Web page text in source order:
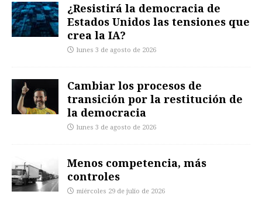
¿Resistirá la democracia de
Estados Unidos las tensiones que
crea la IA?
lunes 3 de agosto de 2026
Cambiar los procesos de
transición por la restitución de
la democracia
lunes 3 de agosto de 2026
Menos competencia, más
controles
miércoles 29 de julio de 2026